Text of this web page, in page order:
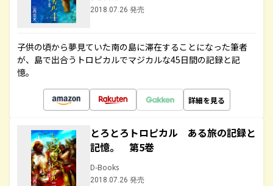
2018.07.26 発売
子供の頃から夢見ていた南の島に滞在することになった筆者
が、島で出合うトロピカルでマジカルな45日間の記録と記
憶。
詳細を見る
とろとろトロピカル ある旅の記録と
記憶。 第5巻
D-Books
2018.07.26 発売